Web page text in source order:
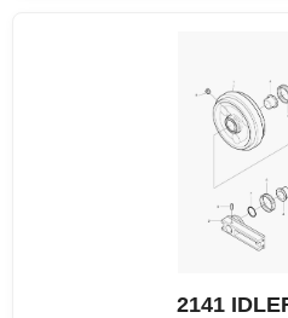
2141